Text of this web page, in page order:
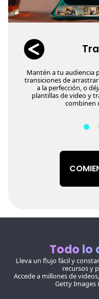
Mantén a tu audiencia
transiciones de
a la perfección, o
plantillas de video y
combinen
Todo lo
Lleva un flujo fácil y
recursos y
Accede a millones de
Getty Images